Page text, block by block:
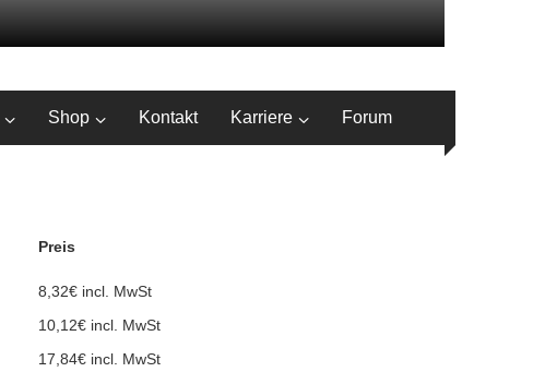
Shop Kontakt Karriere Forum
Preis
8,32€ incl. MwSt
10,12€ incl. MwSt
17,84€ incl. MwSt